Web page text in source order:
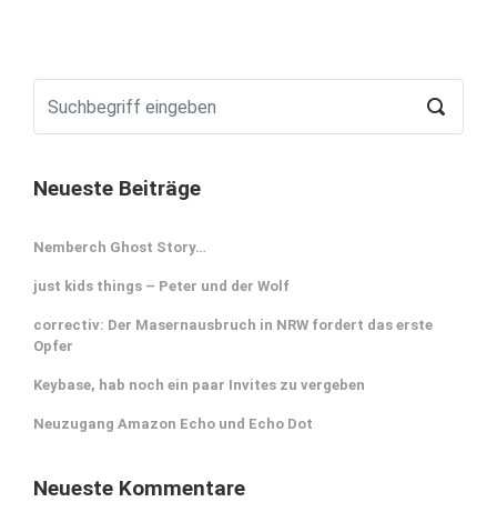
Neueste Beiträge
Nemberch Ghost Story…
just kids things – Peter und der Wolf
correctiv: Der Masernausbruch in NRW fordert das erste
Opfer
Keybase, hab noch ein paar Invites zu vergeben
Neuzugang Amazon Echo und Echo Dot
Neueste Kommentare